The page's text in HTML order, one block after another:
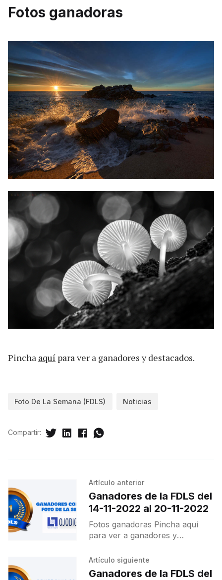
Fotos ganadoras
Pincha aquí para ver a ganadores y destacados.
Foto De La Semana (FDLS) Noticias
Compartir:
Artículo anterior
Ganadores de la FDLS del
14-11-2022 al 20-11-2022
Fotos ganadoras Pincha aquí
para ver a ganadores y
Artículo siguiente
Ganadores de la FDLS del